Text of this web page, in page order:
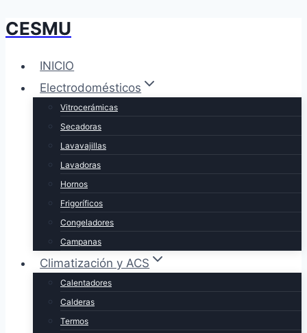
Saltar
contenido
CESMU
INICIO
Electrodomésticos
Vitrocerámicas
Secadoras
Lavavajillas
Lavadoras
Hornos
Frigoríficos
Congeladores
Campanas
Climatización y ACS
Calentadores
Calderas
Termos